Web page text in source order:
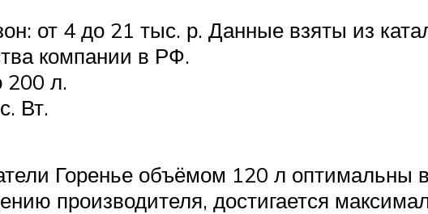
от 4 до 21 тыс. р. Данные взяты из
компании в РФ.
200 л.
Вт.
Горенье объёмом 120 л оптимальны
производителя, достигается